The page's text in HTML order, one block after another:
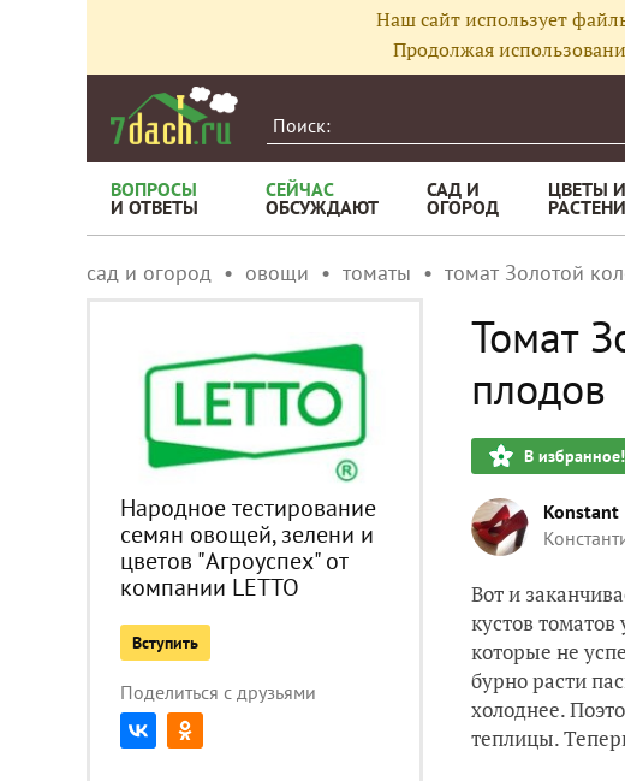
Наш сайт использует
Продолжая
ВОПРОСЫ
И ОТВЕТЫ
СЕЙЧАС
ОБСУЖДАЮТ
САД И
ОГОРОД
ЦВЕТЫ И
сад и огород овощи томаты томат Золотой
Народное тестирование
семян овощей, зелени и
цветов "Агроуспех" от
компании LETTO
Вступить
Поделиться с друзьями
Томат
плодов
В избранное!
Konstant
Вот и
кустов
которые не
бурно расти
холоднее.
теплицы.